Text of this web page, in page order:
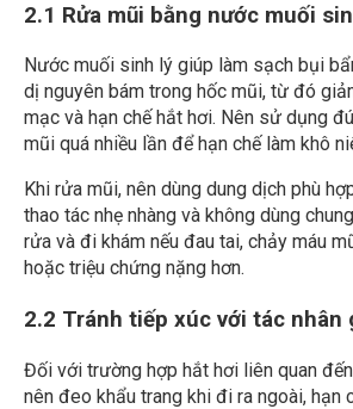
2.1 Rửa mũi bằng nước muối
Nước muối sinh lý giúp làm sạch bụi
dị nguyên bám trong hốc mũi, từ đó
mạc và hạn chế hắt hơi. Nên sử dụng
mũi quá nhiều lần để hạn chế làm khô
Khi rửa mũi, nên dùng dung dịch phù
thao tác nhẹ nhàng và không dùng
rửa và đi khám nếu đau tai, chảy máu
hoặc triệu chứng nặng hơn.
2.2 Tránh tiếp xúc với tác nhân
Đối với trường hợp hắt hơi liên quan
nên đeo khẩu trang khi đi ra ngoài, hạn